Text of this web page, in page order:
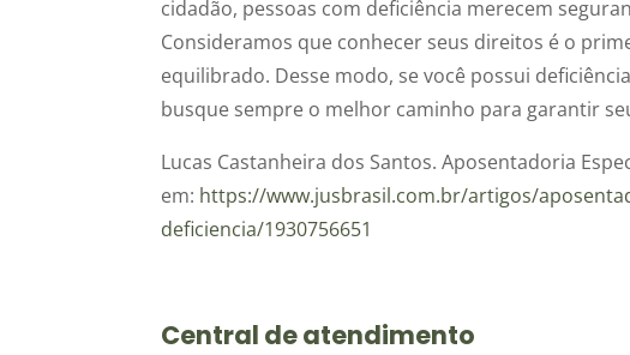
cidadão, pessoas com deficiência merecem
Consideramos que conhecer seus direitos é o
equilibrado. Desse modo, se você possui
busque sempre o melhor caminho para garantir
Lucas Castanheira dos Santos. Aposentadoria
em: https://www.jusbrasil.com.br/artigos/
deficiencia/1930756651
Central de atendimento